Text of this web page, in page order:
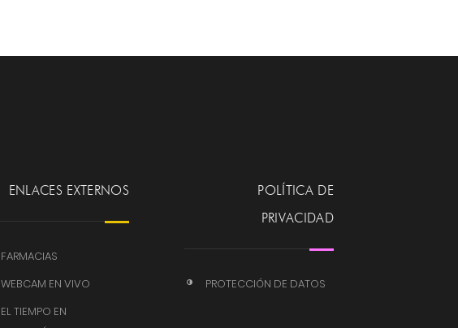
ENLACES EXTERNOS
FARMACIAS
WEBCAM EN VIVO
EL TIEMPO EN
POLÍTICA DE
PRIVACIDAD
PROTECCIÓN DE DATOS